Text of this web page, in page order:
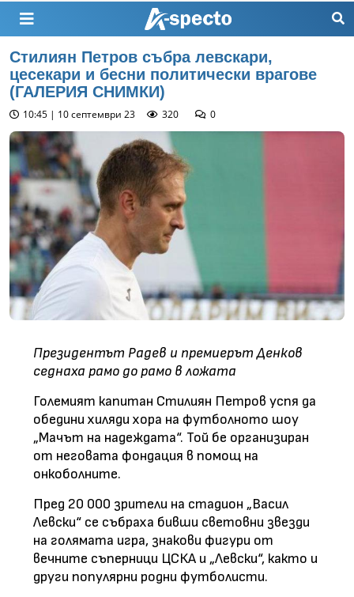
Стилиян Петров събра левскари,
цесекари и бесни политически врагове
(ГАЛЕРИЯ СНИМКИ)
10:45 | 10 септември 23 320 0
Президентът Радев и премиерът Денков
седнаха рамо до рамо в ложата
Големият капитан Стилиян Петров успя да
обедини хиляди хора на футболното шоу
„Мачът на надеждата“. Той бе организиран
от неговата фондация в помощ на
онкоболните.
Пред 20 000 зрители на стадион „Васил
Левски“ се събраха бивши световни звезди
на голямата игра, знакови фигури от
вечните съперници ЦСКА и „Левски“, както и
други популярни родни футболисти.